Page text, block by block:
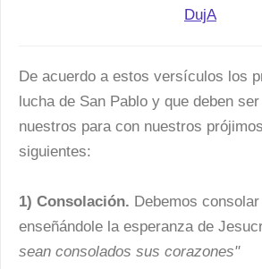
DujA
De acuerdo a estos versículos los
lucha de San Pablo y que deben
nuestros para con nuestros
siguientes:
1) Consolación. Debemos
enseñándole la esperanza de
sean consolados sus corazones"